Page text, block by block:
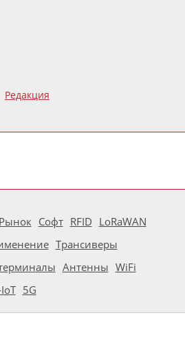
Редакция
Рынок Софт RFID LoRaWAN
Трансиверы
Антенны WiFi
5G